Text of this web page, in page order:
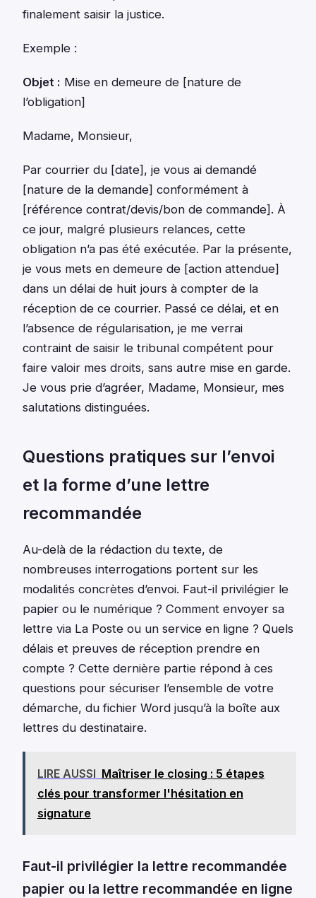
finalement saisir la justice.
Exemple :
Objet : Mise en demeure de [nature de
l’obligation]
Madame, Monsieur,
Par courrier du [date], je vous ai demandé
[nature de la demande] conformément à
[référence contrat/devis/bon de commande]. À
ce jour, malgré plusieurs relances, cette
obligation n’a pas été exécutée. Par la présente,
je vous mets en demeure de [action attendue]
dans un délai de huit jours à compter de la
réception de ce courrier. Passé ce délai, et en
l’absence de régularisation, je me verrai
contraint de saisir le tribunal compétent pour
faire valoir mes droits, sans autre mise en garde.
Je vous prie d’agréer, Madame, Monsieur, mes
salutations distinguées.
Questions pratiques sur l’envoi
et la forme d’une lettre
recommandée
Au-delà de la rédaction du texte, de
nombreuses interrogations portent sur les
modalités concrètes d’envoi. Faut-il privilégier le
papier ou le numérique ? Comment envoyer sa
lettre via La Poste ou un service en ligne ? Quels
délais et preuves de réception prendre en
compte ? Cette dernière partie répond à ces
questions pour sécuriser l’ensemble de votre
démarche, du fichier Word jusqu’à la boîte aux
lettres du destinataire.
LIRE AUSSI Maîtriser le closing : 5 étapes
clés pour transformer l'hésitation en
signature
Faut-il privilégier la lettre recommandée
papier ou la lettre recommandée en ligne